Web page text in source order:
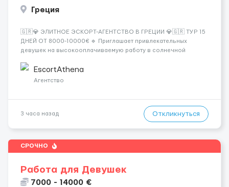
Греция
🇬🇷💎 ЭЛИТНОЕ ЭСКОРТ-АГЕНТСТВО В ГРЕЦИИ 💎🇬🇷 ТУР 15
ДНЕЙ ОТ 8000-10000€ 🔹 Приглашает привлекательных
девушек на высокооплачиваемую работу в солнечной
хорошие деньги 💶 — это предложение для тебя! 🔹
Требования: ✔️ Возраст от ...
EscortAthena
Агентство
3 часа назад Откликнуться
СРОЧНО
Работа для Девушек
7000 - 14000 €